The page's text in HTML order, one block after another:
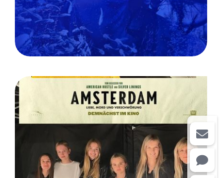
Filmpremiere Black Panther,
Amsterdam, Verwünscht: